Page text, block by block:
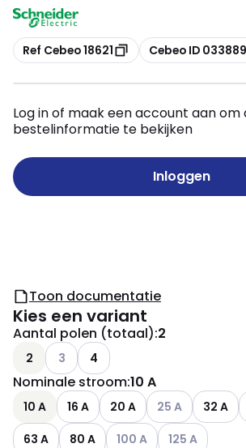
Kopiëren
Ref Cebeo 18621 Kopiëren
Cebeo ID
Log in of maak een account aan om
bestelinformatie te bekijken
Inloggen
Toon documentatie
Kies een variant
Aantal polen (totaal):2
2 Andere varianten (Huidige
3 4
Nominale stroom:10 A
10 A 16 A 20 A Andere
25 A 32 A
63 A
80 A Andere varianten
100 A Andere
125 A